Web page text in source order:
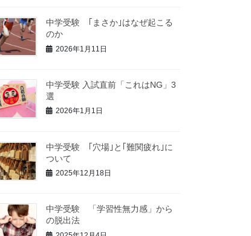
中学受験 ｢まさか｣はなぜ起こる
のか
2026年1月11日
中学受験 入試直前「これはNG」3
選
2026年1月1日
中学受験 ｢穴場｣と｢難関疲れ｣に
ついて
2025年12月18日
中学受験 「学習性無力感」から
の脱出法